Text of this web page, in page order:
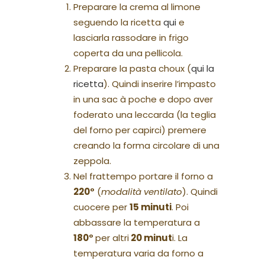
Preparare la crema al limone
seguendo la ricetta qui e
lasciarla rassodare in frigo
coperta da una pellicola.
Preparare la pasta choux (qui la
ricetta). Quindi inserire l’impasto
in una sac à poche e dopo aver
foderato una leccarda (la teglia
del forno per capirci) premere
creando la forma circolare di una
zeppola.
Nel frattempo portare il forno a
220° (modalità ventilato). Quindi
cuocere per15 minuti. Poi
abbassare la temperatura a
180°per altri20 minuti. La
temperatura varia da forno a